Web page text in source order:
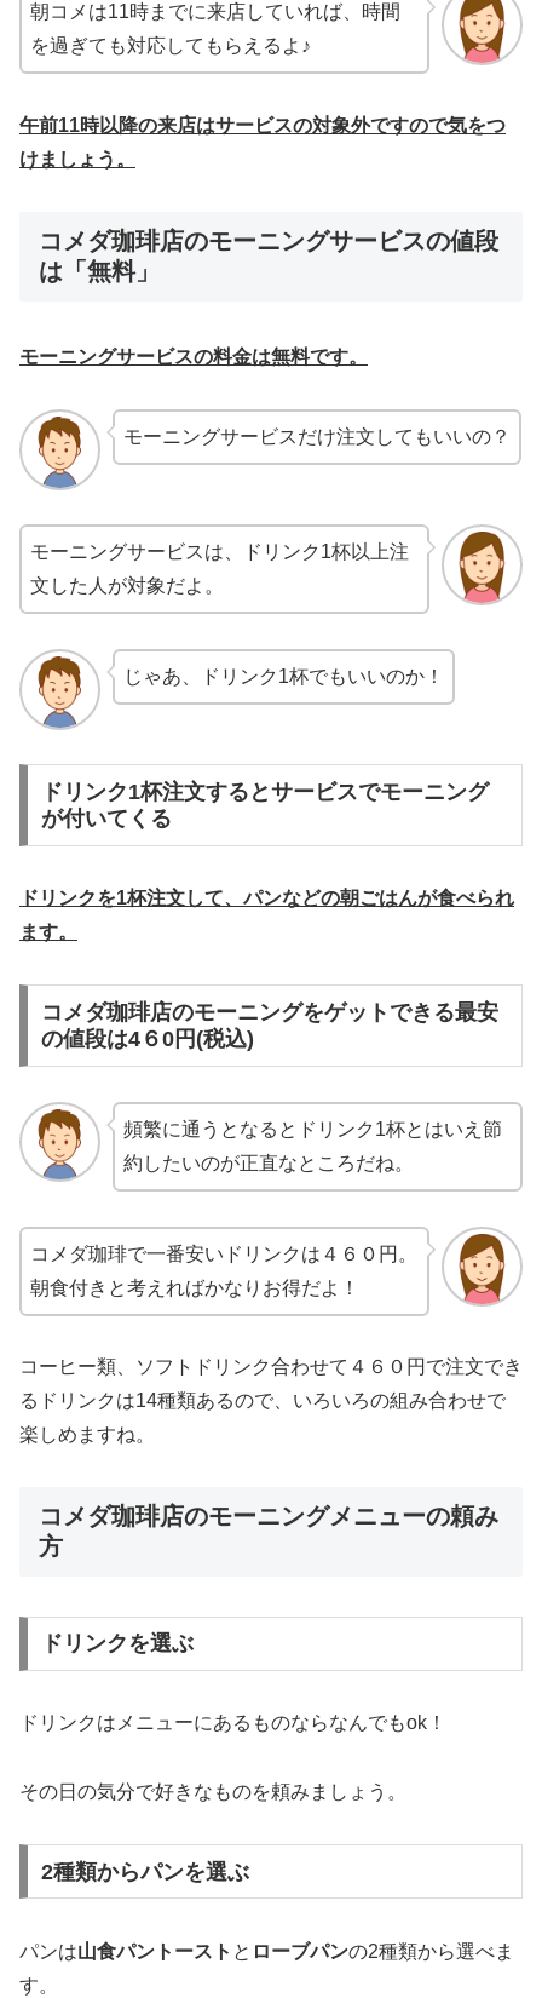
朝コメは11時までに来店していれば、時間
を過ぎても対応してもらえるよ♪
午前11時以降の来店はサービスの対象外ですので気をつ
けましょう。
コメダ珈琲店のモーニングサービスの値段
は「無料」
モーニングサービスの料金は無料です。
モーニングサービスだけ注文してもいいの？
モーニングサービスは、ドリンク1杯以上注
文した人が対象だよ。
じゃあ、ドリンク1杯でもいいのか！
ドリンク1杯注文するとサービスでモーニング
が付いてくる
ドリンクを1杯注文して、パンなどの朝ごはんが食べられ
ます。
コメダ珈琲店のモーニングをゲットできる最安
の値段は4６0円(税込)
頻繁に通うとなるとドリンク1杯とはいえ節
約したいのが正直なところだね。
コメダ珈琲で一番安いドリンクは４６０円。
朝食付きと考えればかなりお得だよ！
コーヒー類、ソフトドリンク合わせて４６０円で注文でき
るドリンクは14種類あるので、いろいろの組み合わせで
楽しめますね。
コメダ珈琲店のモーニングメニューの頼み
方
ドリンクを選ぶ
ドリンクはメニューにあるものならなんでもok！
その日の気分で好きなものを頼みましょう。
2種類からパンを選ぶ
パンは山食パントースト と ローブパンの2種類から選べま
す。